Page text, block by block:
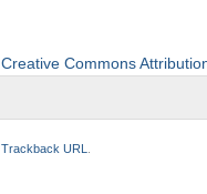
Creative Commons
Trackback URL